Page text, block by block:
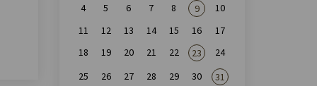
4
5 6 7 8 9
10
11
12 13 14 15 16
17
18
19 20 21 22 23
24
25
26 27 28 29 30 31